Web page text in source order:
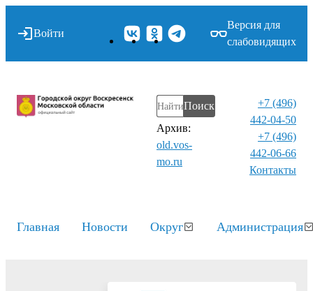
Войти
Версия для
слабовидящих
Поиск
Архив:
old.vos-
mo.ru
+7 (496)
442-04-50
+7 (496)
442-06-66
Контакты⁠
Главная Новости Округ Администрация